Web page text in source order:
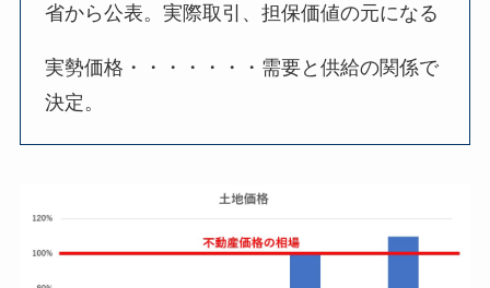
省から公表。実際取引、担保価値の元になる
実勢価格・・・・・・・需要と供給の関係で
決定。